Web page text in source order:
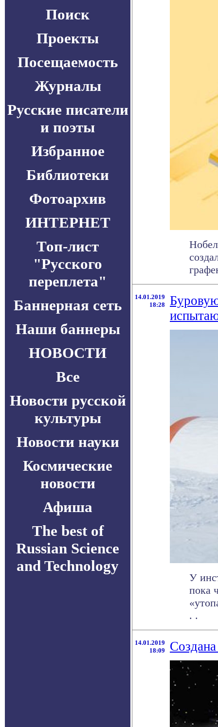
Поиск
Проекты
Посещаемость
Журналы
Русские писатели
и поэты
Избранное
Библиотеки
Фотоархив
ИНТЕРНЕТ
Топ-лист
"Русского
переплета"
Баннерная сеть
Наши баннеры
НОВОСТИ
Все
Новости русской
культуры
Новости науки
Космические
новости
Афиша
The best of
Russian Science
and Technology
14.01.2019
18:28
У
пока
. .
14.01.2019
18:09